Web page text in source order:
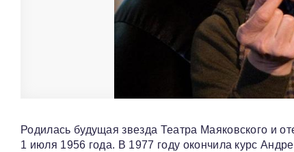
Родилась будущая звезда Театра Маяковского и
1 июля 1956 года. В 1977 году окончила курс